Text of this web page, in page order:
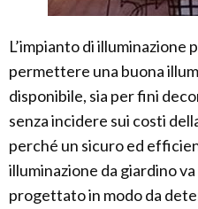
L’impianto di illuminazione
permettere una buona
disponibile, sia per fini
senza incidere sui costi
perché un sicuro ed
illuminazione da giardino
progettato in modo da